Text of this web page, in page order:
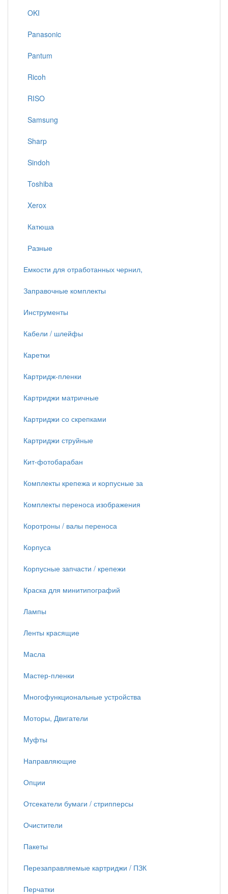
OKI
Panasonic
Pantum
Ricoh
RISO
Samsung
Sharp
Sindoh
Toshiba
Xerox
Катюша
Разные
Емкости для отработанных чернил,
Заправочные комплекты
Инструменты
Кабели / шлейфы
Каретки
Картридж-пленки
Картриджи матричные
Картриджи со скрепками
Картриджи струйные
Кит-фотобарабан
Комплекты крепежа и корпусные за
Комплекты переноса изображения
Коротроны / валы переноса
Корпуса
Корпусные запчасти / крепежи
Краска для минитипографий
Лампы
Ленты красящие
Масла
Мастер-пленки
Многофункциональные устройства
Моторы, Двигатели
Муфты
Направляющие
Опции
Отсекатели бумаги / стрипперсы
Очистители
Пакеты
Перезаправляемые картриджи / ПЗК
Перчатки